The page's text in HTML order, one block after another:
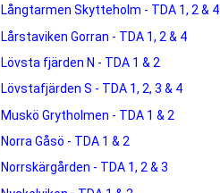
Långtarmen Skytteholm - TDA 1, 2 & 4
Lårstaviken Gorran - TDA 1, 2 & 4
Lövsta fjärden N - TDA 1 & 2
Lövstafjärden S - TDA 1, 2, 3 & 4
Muskö Grytholmen - TDA 1 & 2
Norra Gåsö - TDA 1 & 2
Norrskärgården - TDA 1, 2 & 3